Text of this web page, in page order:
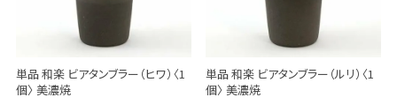
単品 和楽 ビアタンブラー（ヒワ）〈1
個〉 美濃焼
単品 和楽 ビアタンブラー（ルリ）〈1
個〉 美濃焼